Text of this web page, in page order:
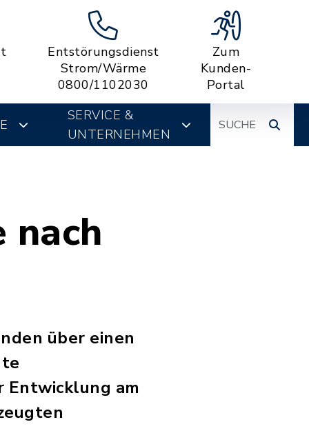
Entstörungsdienst
Strom/Wärme
0800/1102030
Zum
Kunden-
Portal
SERVICE &
UNTERNEHMEN
nach
über einen
Entwicklung am